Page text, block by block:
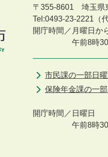
〒355-8601 埼玉県
Tel:0493-23-2221（代
開庁時間／月曜日か
午前8時
市民課の一部日
保険年金課の一
開庁時間／ 日曜日
午前8時